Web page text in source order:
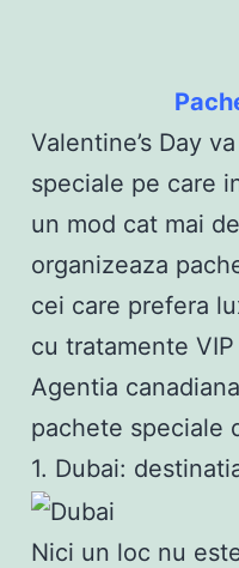
Valentine’s Day
speciale pe care
un mod cat mai
organizeaza
cei care prefera
cu tratamente
Agentia
pachete speciale
1. Dubai:
Nici un loc nu